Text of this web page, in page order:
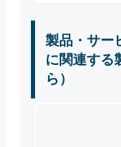
製品・サー
に関連する
ら）